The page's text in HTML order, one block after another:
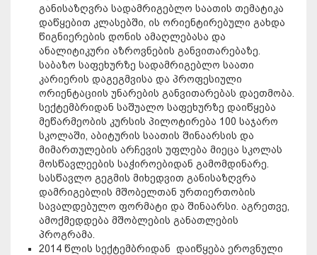
განისაზღვრა სადამრიგებლო საათის თემატიკა
დაწყებით კლასებში, ის ორიენტირებული გახდა
წიგნიერების დონის ამაღლებასა და
ანალიტიკური აზროვნების განვითარებაზე.
საბაზო საფეხურზე სადამრიგებლო საათი
კარიერის დაგეგმვისა და პროფესიული
ორიენტაციის უნარების განვითარებას დაეთმობა.
სექტემბრიდან საშუალო საფეხურზე დაიწყება
მეწარმეობის კურსის პილოტირება 100 საჯარო
სკოლაში, აბიტურის საათის შინაარსის და
მიმართულების არჩევის უფლება მიეცა სკოლას
მოსწავლეების საჭიროებიდან გამომდინარე.
სასწავლო გეგმის მიხედვით განისაზღვრა
დამრიგებლის მშობელთან ურთიერთობის
სავალდებულო ფორმატი და შინაარსი. აგრეთვე,
ამოქმედდება მშობლების განათლების
პროგრამა.
2014 წლის სექტემბრიდან დაიწყება ეროვნული